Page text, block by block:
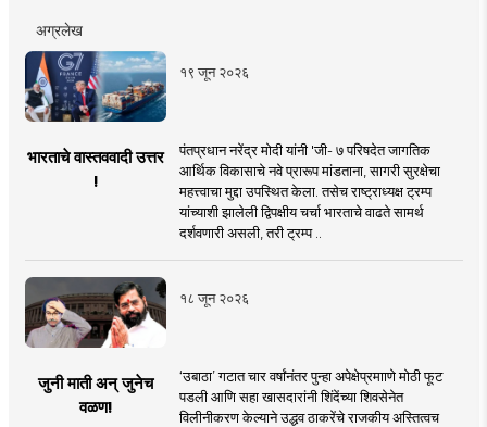
अग्रलेख
१९ जून २०२६
भारताचे वास्तववादी उत्तर
!
पंतप्रधान नरेंद्र मोदी यांनी 'जी- ७ परिषदेत जागतिक
आर्थिक विकासाचे नवे प्रारूप मांडताना, सागरी सुरक्षेचा
महत्त्वाचा मुद्दा उपस्थित केला. तसेच राष्ट्राध्यक्ष ट्रम्प
यांच्याशी झालेली द्विपक्षीय चर्चा भारताचे वाढते सामर्थ
दर्शवणारी असली, तरी ट्रम्प ..
१८ जून २०२६
जुनी माती अन् जुनेच
वळण!
‘उबाठा’ गटात चार वर्षांनंतर पुन्हा अपेक्षेप्रमााणे मोठी फूट
पडली आणि सहा खासदारांनी शिंदेंच्या शिवसेनेत
विलीनीकरण केल्याने उद्धव ठाकरेंचे राजकीय अस्तित्वच